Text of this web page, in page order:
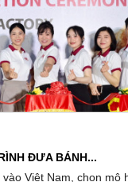
ĐƯA BÁNH...
Việt Nam, chọn mô